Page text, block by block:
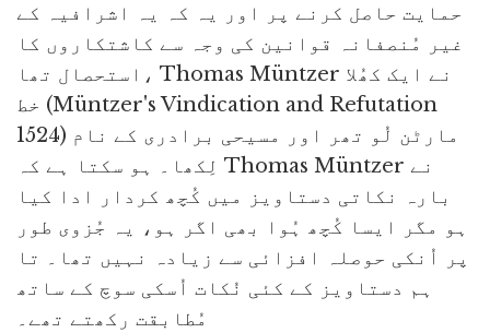
حمایت حاصل کرنے پر اور یہ کہ یہ اشرافیہ کے
غیر مُنصفانہ قوانین کی وجہ سے کاشتکاروں کا
استحصال تھا، Thomas Müntzer نے ایک کھُلا
خط (Müntzer's Vindication and Refutation
1524) مارٹن لُو تھر اور مسیحی برادری کے نام
لِکھا۔ ہو سکتا ہے کہ Thomas Müntzer نے
بارہ نکاتی دستاویز میں کُچھ کردار ادا کیا
ہو مگر ایسا کُچھ ہُوا بھی اگر ہو، یہ جُزوی طور
پر اُنکی حوصلہ افزائی سے زیادہ نہیں تھا۔ تا
ہم دستاویز کے کئی نُکات اُسکی سوچ کے ساتھ
مُطابقت رکھتے تھے۔